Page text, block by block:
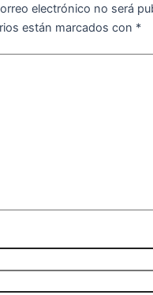
electrónico no será
están marcados con *